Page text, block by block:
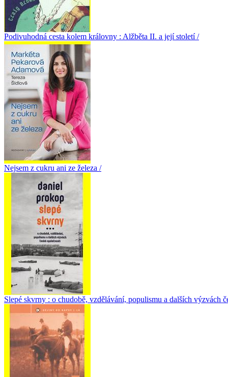
Podivuhodná cesta kolem královny : Alžběta II. a její století /
Nejsem z cukru ani ze železa /
Slepé skvrny : o chudobě, vzdělávání, populismu a dalších výzvách